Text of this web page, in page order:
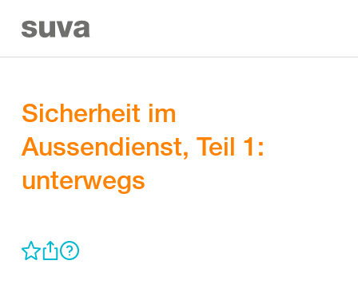
Sicherheit im
Aussendienst, Teil 1:
unterwegs